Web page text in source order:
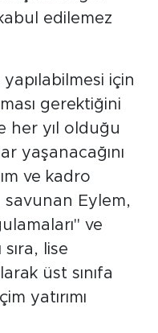
edilemez
için
gerektiğini
her yıl olduğu
yaşanacağını
ve kadro
Eylem,
ve
lise
üst sınıfa
yatırımı